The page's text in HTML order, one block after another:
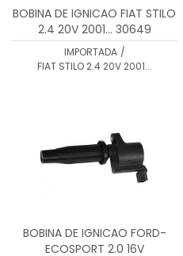
BOBINA DE IGNICAO FIAT STILO
2.4 20V 2001... 30649
IMPORTADA /
FIAT STILO 2.4 20V 2001...
BOBINA DE IGNICAO FORD-
ECOSPORT 2.0 16V